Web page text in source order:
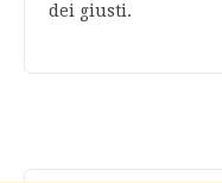
dei giusti.